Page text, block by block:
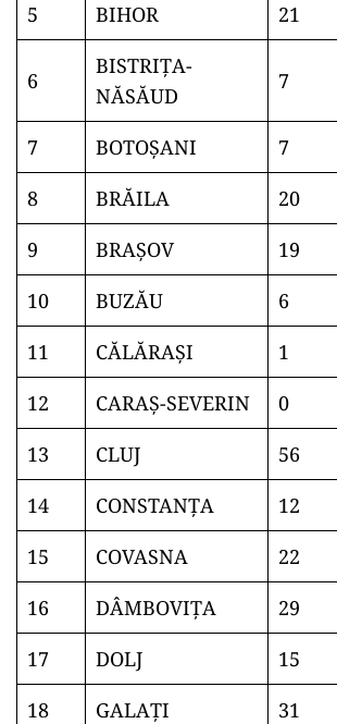
5
BIHOR 21
6
BISTRIŢA-
NĂSĂUD
7
7 BOTOŞANI
7
8
BRĂILA
20
9
BRAŞOV
19
10
BUZĂU
6
11
CĂLĂRAŞI
1
12
CARAŞ-SEVERIN
0
13
CLUJ
56
14
CONSTANŢA
12
15
COVASNA
22
16
DÂMBOVIŢA
29
17
DOLJ
15
18
GALAŢI
31